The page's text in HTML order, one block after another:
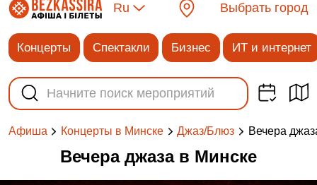
Ru Выбрать город
Концерты Спектакли Бизнес ИТ и интернет
Афиша Концерты в Минске Джаз/Блюз Вечера
Вечера джаза в Минске